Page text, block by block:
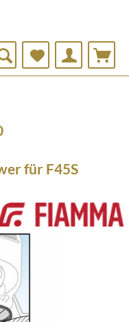
für F45S